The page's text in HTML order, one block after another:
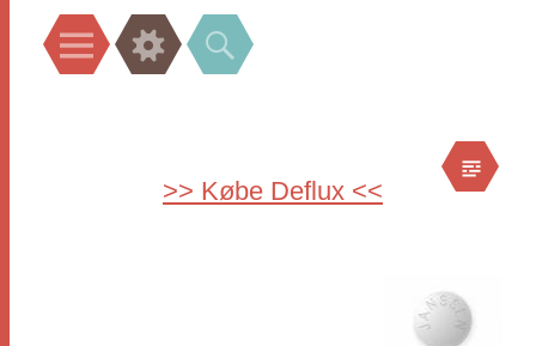
Menu Widgets Search
>> Købe Deflux <<